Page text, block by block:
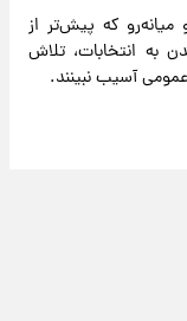
که پیش‌تر از
به انتخابات، تلاش
آسیب نبینند.